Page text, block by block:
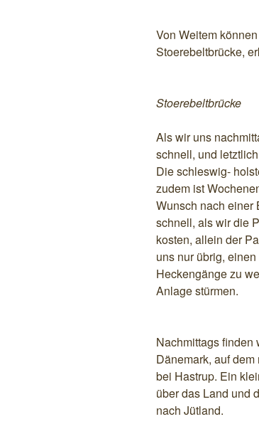
Von Weitem
Stoerebeltbrücke,
Stoerebeltbrücke
Als wir uns
schnell, und
Die schleswig-
zudem ist
Wunsch nach einer
schnell, als wir die
kosten, allein der
uns nur übrig,
Heckengänge zu
Anlage stürmen.
Nachmittags finden
Dänemark, auf
bei Hastrup. Ein
über das Land und
nach Jütland.